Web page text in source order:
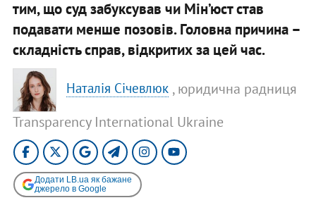
тим, що суд забуксував чи Мін’юст став
подавати менше позовів. Головна причина –
складність справ, відкритих за цей час.
Наталія Січевлюк , юридична радниця
Transparency International Ukraine
Додати LB.ua як бажане
джерело в Google